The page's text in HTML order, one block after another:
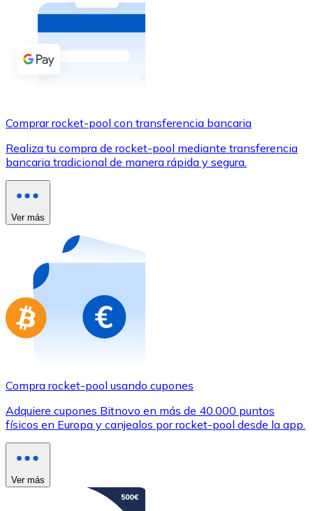
Compra criptomonedas con efectivo en tu tienda más
Comprar con efectivo
Transferencia SEPA
Utiliza tarjetas Visa y Mastercard para comprar
Comprar con tarjeta
Compra tarjetas regalo de tus marcas favoritas con
Ir a la tienda de tarjetas regalo
Comprar rocket-pool con transferencia bancaria
Realiza tu compra de rocket-pool mediante transferencia
bancaria tradicional de manera rápida y segura.
Ver más
Compra rocket-pool usando cupones
Adquiere cupones Bitnovo en más de 40.000 puntos
físicos en Europa y canjealos por rocket-pool desde la app.
Ver más